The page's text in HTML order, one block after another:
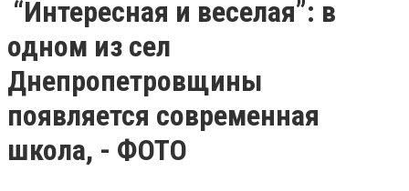
“Интересная и веселая”: в
одном из сел
Днепропетровщины
появляется современная
школа, - ФОТО